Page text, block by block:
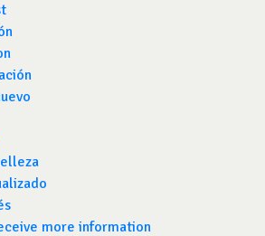
more information